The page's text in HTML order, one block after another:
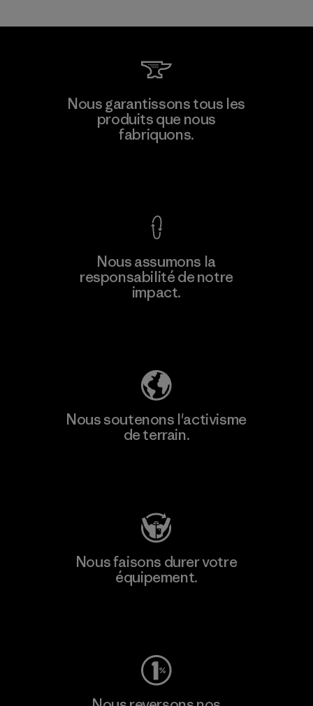
Toray International, Inc.
Material-supplier
Nous garantissons tous les
produits que nous
fabriquons.
Nous assumons la
responsabilité de notre
impact.
Nous soutenons l'activisme
de terrain.
Nous faisons durer votre
équipement.